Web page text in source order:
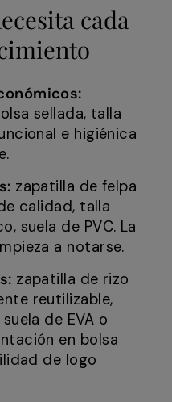
cada
sellada, talla
e higiénica
zapatilla de felpa
calidad, talla
suela de PVC. La
a notarse.
zapatilla de rizo
reutilizable,
de EVA o
en bolsa
de logo